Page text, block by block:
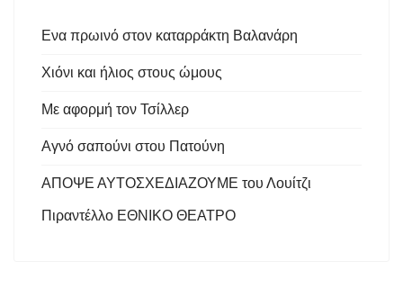
Ενα πρωινό στον καταρράκτη Βαλανάρη
Χιόνι και ήλιος στους ώμους
Με αφορμή τον Τσίλλερ
Αγνό σαπούνι στου Πατούνη
ΑΠΟΨΕ ΑΥΤΟΣΧΕΔΙΑΖΟΥΜΕ του Λουίτζι
Πιραντέλλο ΕΘΝΙΚΟ ΘΕΑΤΡΟ